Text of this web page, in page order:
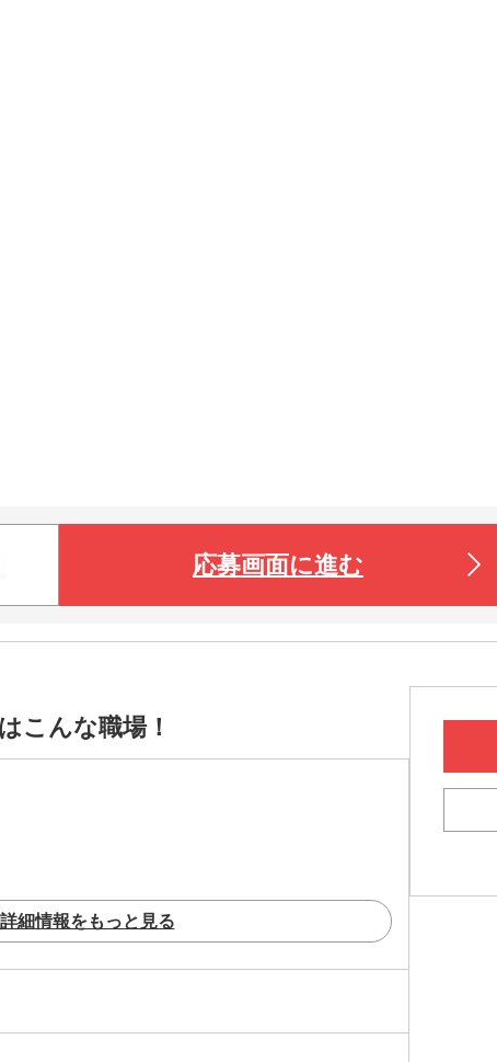
応募画面に進む
こんな職場！
詳細情報をもっと見る